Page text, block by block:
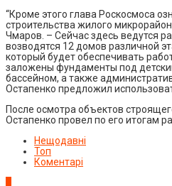
“Кроме этого глава Роскосмоса
строительства жилого
Чмаров. – Сейчас здесь ведутся
возводятся 12 домов различной
который будет обеспечивать
заложены фундаменты под
бассейном, а также
Остапенко предложил
После осмотра объектов
Остапенко провел по его итогам
Нещодавні
Топ
Коментарі